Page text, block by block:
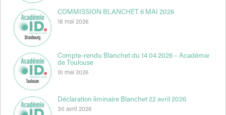
COMMISSION BLANCHET 6 MAI 2026
18 mai 2026
Compte-rendu Blanchet du 14 04 2026 – Académie
de Toulouse
10 mai 2026
Déclaration liminaire Blanchet 22 avril 2026
30 avril 2026